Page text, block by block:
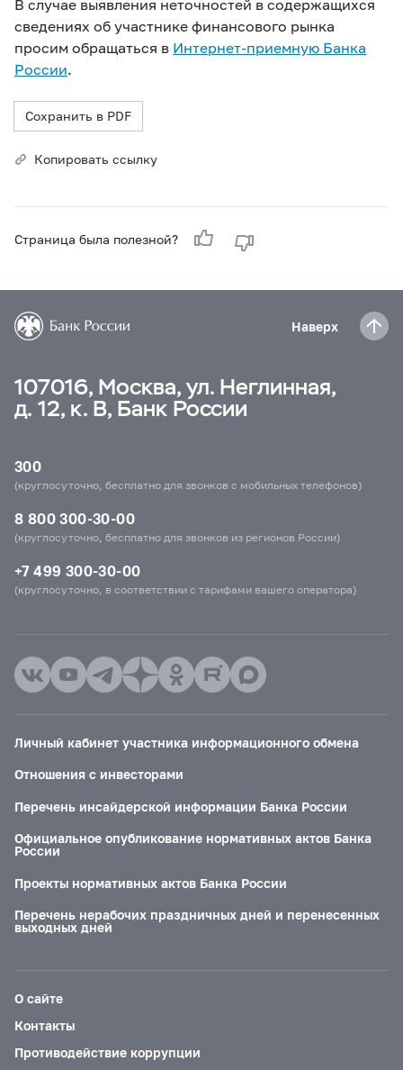
В случае выявления неточностей в содержащихся
сведениях об участнике финансового рынка
просим обращаться в Интернет-приемную Банка
России.
Сохранить в PDF
Копировать ссылку
Страница была полезной?
Наверх
107016, Москва, ул. Неглинная,
д. 12, к. В, Банк России
300
(круглосуточно, бесплатно для звонков с мобильных телефонов)
8 800 300-30-00
(круглосуточно, бесплатно для звонков из регионов России)
+7 499 300-30-00
(круглосуточно, в соответствии с тарифами вашего оператора)
Личный кабинет участника информационного обмена
Отношения с инвесторами
Перечень инсайдерской информации Банка России
Официальное опубликование нормативных актов Банка
России
Проекты нормативных актов Банка России
Перечень нерабочих праздничных дней и перенесенных
выходных дней
О сайте
Контакты
Противодействие коррупции